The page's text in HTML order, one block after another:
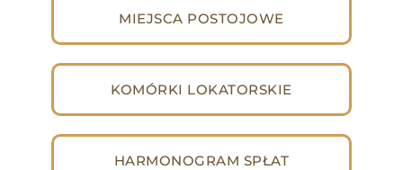
MIEJSCA POSTOJOWE
KOMÓRKI LOKATORSKIE
HARMONOGRAM SPŁAT